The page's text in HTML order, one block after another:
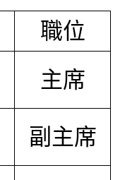
職位
主席
副主席